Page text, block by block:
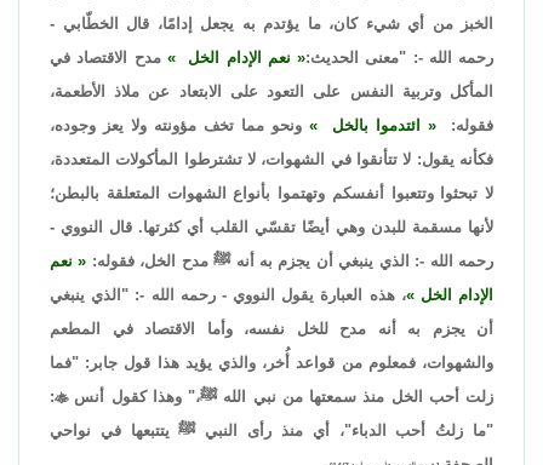
الخبز من أي شيء كان، ما يؤتدم به يجعل إدامًا، قال الخطّابي -
رحمه الله -: "معنى الحديث:
نعم الإدام الخل
مدح الاقتصاد في
المأكل وتربية النفس على التعود على الابتعاد عن ملاذ الأطعمة،
فقوله:
ائتدموا بالخل
ونحو مما تخف مؤونته ولا يعز وجوده،
فكأنه يقول: لا تتأنقوا في الشهوات، لا تشترطوا المأكولات المتعددة،
لا تبحثوا وتتعبوا أنفسكم وتهتموا بأنواع الشهوات المتعلقة بالبطن؛
لأنها مسقمة للبدن وهي أيضًا تقسّي القلب أي كثرتها. قال النووي -
رحمه الله -: الذي ينبغي أن يجزم به أنه ﷺ مدح الخل، فقوله:
نعم
الإدام الخل ، هذه العبارة يقول النووي - رحمه الله -: "الذي ينبغي
أن يجزم به أنه مدح للخل نفسه، وأما الاقتصاد في المطعم
والشهوات، فمعلوم من قواعد أُخر، والذي يؤيد هذا قول جابر: "فما
زلت أحب الخل منذ سمعتها من نبي الله ﷺ،" وهذا كقول أنس
:
"ما زلتُ أحب الدباء"، أي منذ رأى النبي ﷺ يتتبعها في نواحي